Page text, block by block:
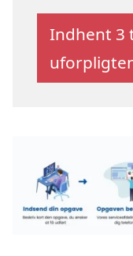
Indhent 3